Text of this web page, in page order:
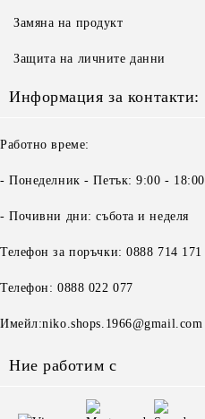
Замяна на продукт
Защита на личните данни
Информация за контакти:
Работно време:
- Понеделник - Петък: 9:00 - 18:00
- Почивни дни: събота и неделя
Телефон за поръчки: 0888 714 171
Телефон: 0888 022 077
Имейл:niko.shops.1966@gmail.com
Ние работим с